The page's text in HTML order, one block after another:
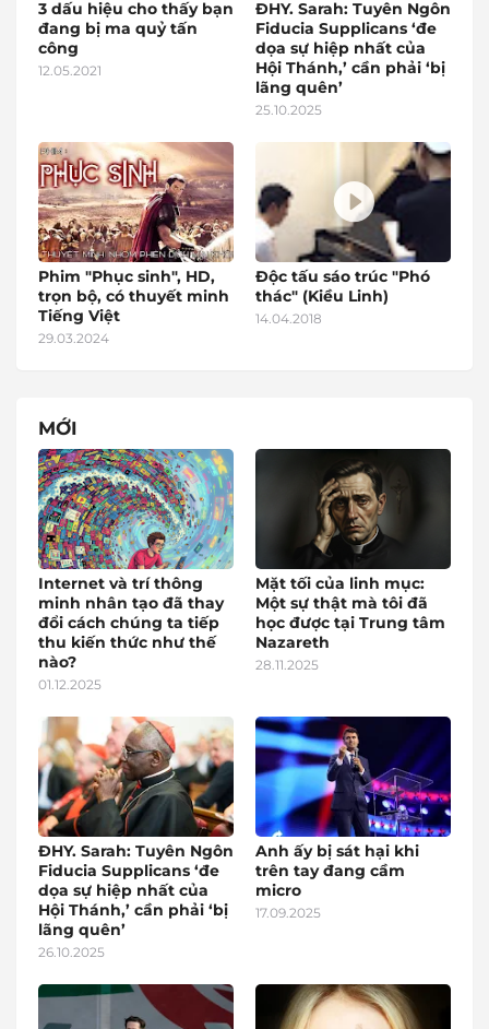
3 dấu hiệu cho thấy bạn
đang bị ma quỷ tấn
công
12.05.2021
ĐHY. Sarah: Tuyên Ngôn
Fiducia Supplicans ‘đe
dọa sự hiệp nhất của
Hội Thánh,’ cần phải ‘bị
lãng quên’
25.10.2025
Phim "Phục sinh", HD,
trọn bộ, có thuyết minh
Tiếng Việt
29.03.2024
Độc tấu sáo trúc "Phó
thác" (Kiều Linh)
14.04.2018
MỚI
Internet và trí thông
minh nhân tạo đã thay
đổi cách chúng ta tiếp
thu kiến thức như thế
nào?
01.12.2025
Mặt tối của linh mục:
Một sự thật mà tôi đã
học được tại Trung tâm
Nazareth
28.11.2025
ĐHY. Sarah: Tuyên Ngôn
Fiducia Supplicans ‘đe
dọa sự hiệp nhất của
Hội Thánh,’ cần phải ‘bị
lãng quên’
26.10.2025
Anh ấy bị sát hại khi
trên tay đang cầm
micro
17.09.2025